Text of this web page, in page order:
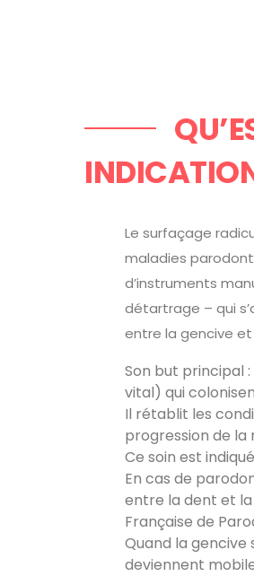
Le surfaçage
maladies
d’instruments
détartrage – qui
entre la gencive
Son but principal
vital) qui
Il rétablit les
progression de
Ce soin est
En cas de
entre la dent et la
Française de
Quand la gencive
deviennent